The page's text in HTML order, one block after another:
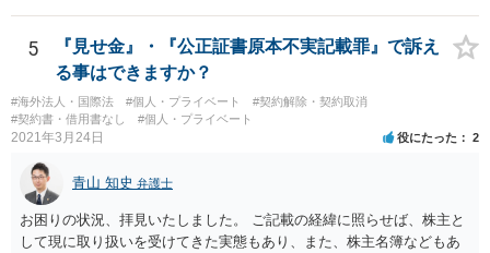
5
『見せ金』・『公正証書原本不実記載罪』で訴え
る事はできますか？
#海外法人・国際法 #個人・プライベート
#契約解除・契約取消
#契約書・借用書なし
#個人・プライベート
2021年3月24日 役にたった 2
青山 知史 弁護士
お困りの状況、拝見いたしました。 ご記載の経緯に照らせば、株主と
して現に取り扱いを受けてきた実態もあり、また、株主名簿などもあ